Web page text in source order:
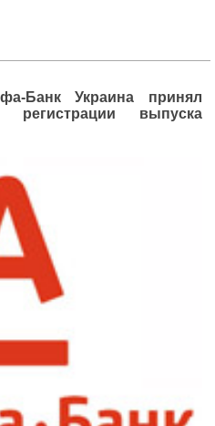
Банк Украина принял
выпуска